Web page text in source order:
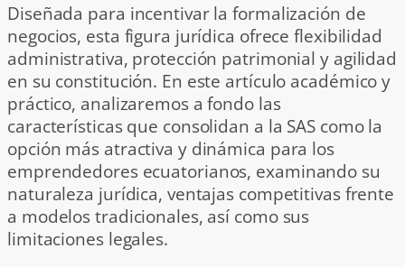
Diseñada para incentivar la formalización de
negocios, esta figura jurídica ofrece flexibilidad
administrativa, protección patrimonial y agilidad
en su constitución. En este artículo académico y
práctico, analizaremos a fondo las
características que consolidan a la SAS como la
opción más atractiva y dinámica para los
emprendedores ecuatorianos, examinando su
naturaleza jurídica, ventajas competitivas frente
a modelos tradicionales, así como sus
limitaciones legales.